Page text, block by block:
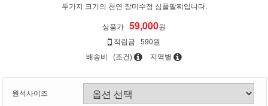
두가지 크기의 천연 장미수정 심플팔찌입니다.
상품가 59,000원
적립금 590원
배송비
(조건) 지역별
원석사이즈